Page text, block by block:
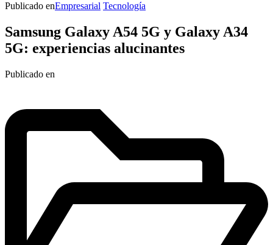
Publicado enEmpresarial Tecnología
Samsung Galaxy A54 5G y Galaxy A34
5G: experiencias alucinantes
Publicado en